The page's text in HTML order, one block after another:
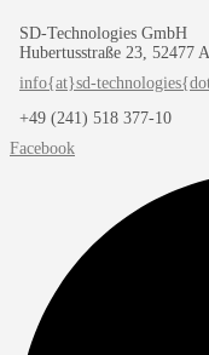
SD-Technologies GmbH
Hubertusstraße 23, 52477
info{at}sd-
+49 (241) 518 377-10
Facebook